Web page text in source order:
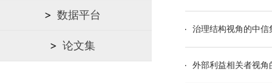
数据平台
论文集
治理结构视角的中
外部利益相关者视